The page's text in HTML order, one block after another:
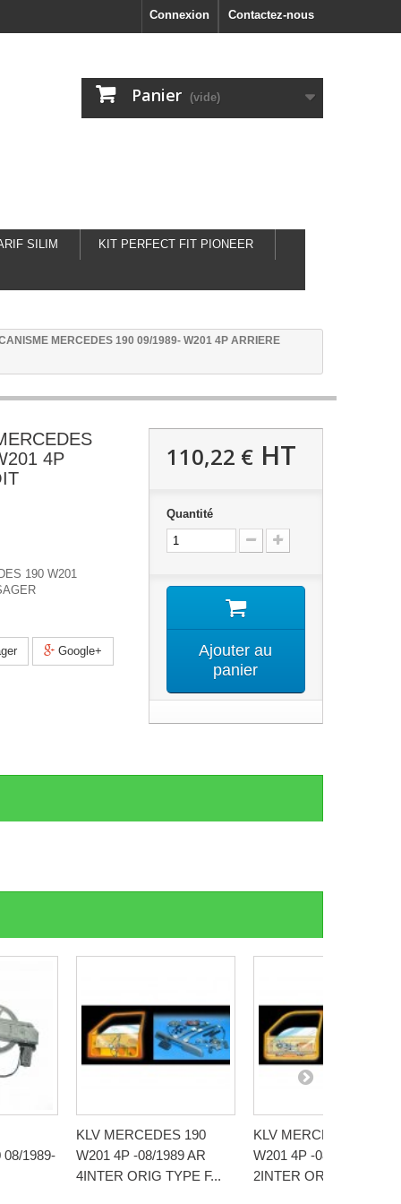
Contactez-nous
Connexion
Panier (vide)
SILIM KIT PERFECT FIT PIONEER
MERCEDES 190 09/1989- W201 4P ARRIERE
4P
190 W201
Google+
110,22 €HT
Quantité
Ajouter au
panier
08/1989-
KLV MERCEDES 190
W201 4P -08/1989 AR
4INTER ORIG TYPE F...
KLV MERCEDES 190
W201 4P -08/1989 A V
2INTER ORIG TYPE...